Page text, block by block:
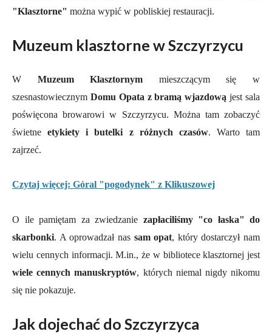
"Klasztorne" można wypić w pobliskiej restauracji.
Muzeum klasztorne w Szczyrzycu
W Muzeum Klasztornym mieszczącym się w
szesnastowiecznym Domu Opata z bramą wjazdową jest sala
poświęcona browarowi w Szczyrzycu. Można tam zobaczyć
świetneetykiety i butelki z różnych czasów. Warto tam
zajrzeć.
Czytaj więcej: Góral "pogodynek" z Klikuszowej
O ile pamiętam za zwiedzanie zapłaciliśmy "co łaska" do
skarbonki. A oprowadzał nas sam opat, który dostarczył nam
wielu cennych informacji. M.in., że w bibliotece klasztornej jest
wiele cennych manuskryptów, których niemal nigdy nikomu
się nie pokazuje.
Jak dojechać do Szczyrzyca